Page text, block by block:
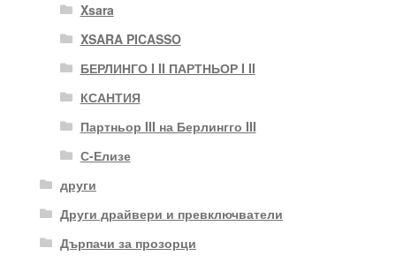
Xsara
XSARA PICASSO
БЕРЛИНГО I II ПАРТНЬОР I II
КСАНТИЯ
Партньор III на Берлингго III
С-Елизе
други
Други драйвери и превключватели
Дърпачи за прозорци